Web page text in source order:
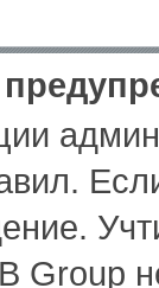
Group